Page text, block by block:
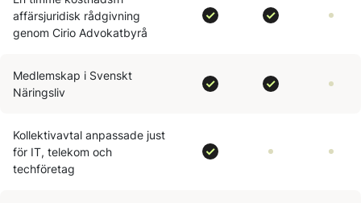
affärsjuridisk rådgivning
genom Cirio Advokatbyrå
Medlemskap i Svenskt
Näringsliv
Kollektivavtal anpassade just
för IT, telekom och
techföretag